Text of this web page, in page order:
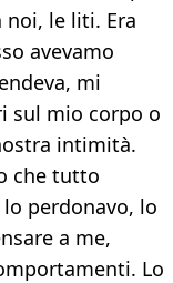
le liti. Era
avevamo
mi
sul mio corpo o
intimità.
che tutto
perdonavo, lo
a me,
Lo